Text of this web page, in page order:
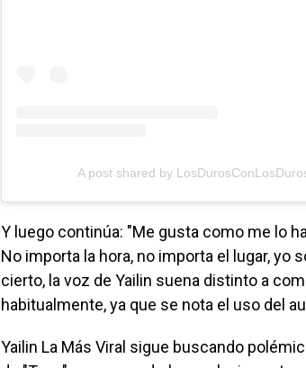
A post shared by
Y luego continúa: "Me gusta como me lo
No importa la hora, no importa el lugar, yo
cierto, la voz de Yailin suena distinto a
habitualmente, ya que se nota el uso del
Yailin La Más Viral sigue buscando